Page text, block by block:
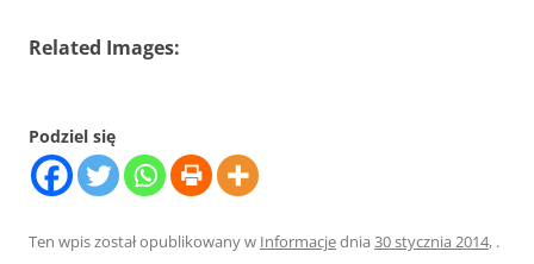
Related Images:
Podziel się
Ten wpis został opublikowany w Informacjednia 30 stycznia 2014, .